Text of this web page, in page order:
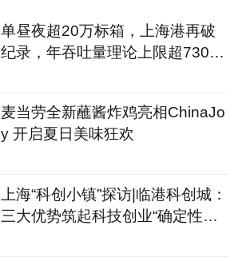
单昼夜超20万标箱，上海港再破
纪录，年吞吐量理论上限超7300
麦当劳全新蘸酱炸鸡亮相ChinaJo
y 开启夏日美味狂欢
上海“科创小镇”探访|临港科创城：
三大优势筑起科技创业“确定性公